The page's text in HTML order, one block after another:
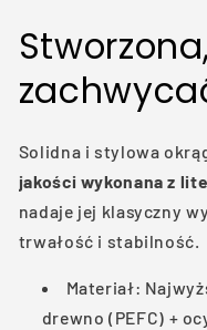
Solidna i stylowa
jakości wykonana z
nadaje jej klasyczny
trwałość i stabilność.
Materiał:
drewno (PEFC) +